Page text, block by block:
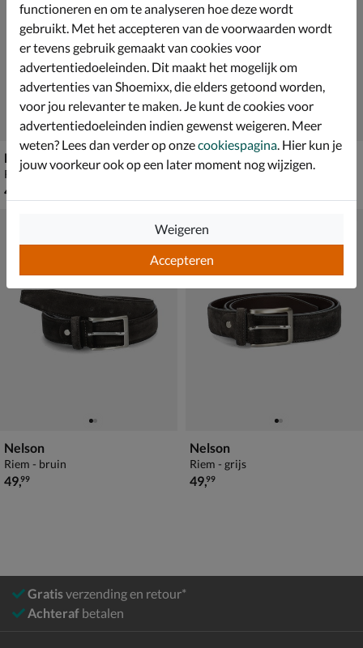
Nelson
Riem - zwart
€ 49,99
49
Riem - zwart
Nelson
Riem - bruin
€ 49,99
49,99
Nelson
Riem - grijs
€ 49,99
49,99
Gratisverzending en retour*
Achteraf betalen
functioneren en om te analyseren hoe deze wordt
gebruikt. Met het accepteren van de voorwaarden wordt
er tevens gebruik gemaakt van cookies voor
advertentiedoeleinden. Dit maakt het mogelijk om
advertenties van Shoemixx, die elders getoond worden,
voor jou relevanter te maken. Je kunt de cookies voor
advertentiedoeleinden indien gewenst weigeren. Meer
weten? Lees dan verder op onzecookiespagina. Hier kun je
jouw voorkeur ook op een later moment nog wijzigen.
Accepteren
Weigeren